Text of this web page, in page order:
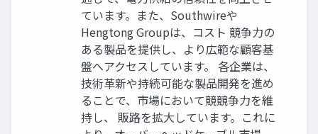
ています。また、Southwireや
Hengtong Groupは、コスト 競争力の
ある製品を提供し、より広範な顧客基
盤へアクセスしています。 各企業は、
技術革新や持続可能な製品開発を進め
ることで、市場において競競争力を維
持し、 販路を拡大しています。これに